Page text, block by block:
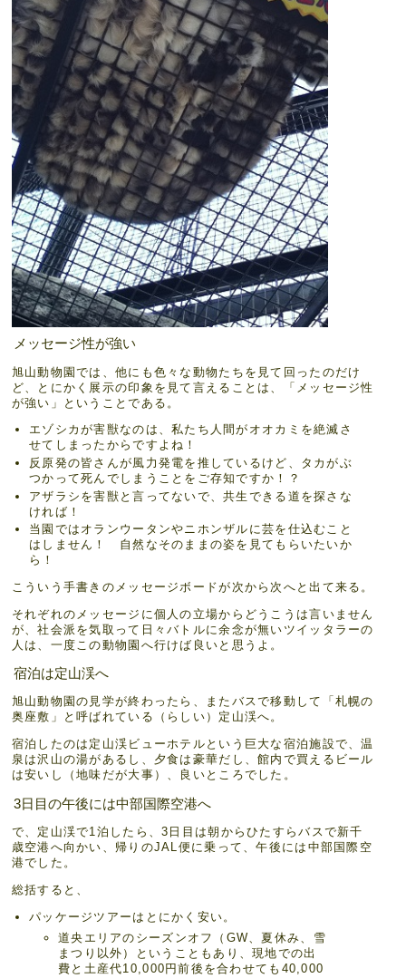
メッセージ性が強い
旭山動物園では、他にも色々な動物たちを見て回ったのだけ
ど、とにかく展示の印象を見て言えることは、「メッセージ性
が強い」ということである。
エゾシカが害獣なのは、私たち人間がオオカミを絶滅さ
せてしまったからですよね！
反原発の皆さんが風力発電を推しているけど、タカがぶ
つかって死んでしまうことをご存知ですか！？
アザラシを害獣と言ってないで、共生できる道を探さな
ければ！
当園ではオランウータンやニホンザルに芸を仕込むこと
はしません！ 自然なそのままの姿を見てもらいたいか
ら！
こういう手書きのメッセージボードが次から次へと出て来る。
それぞれのメッセージに個人の立場からどうこうは言いません
が、社会派を気取って日々バトルに余念が無いツイッタラーの
人は、一度この動物園へ行けば良いと思うよ。
宿泊は定山渓へ
旭山動物園の見学が終わったら、またバスで移動して「札幌の
奥座敷」と呼ばれている（らしい）定山渓へ。
宿泊したのは定山渓ビューホテルという巨大な宿泊施設で、温
泉は沢山の湯があるし、夕食は豪華だし、館内で買えるビール
は安いし（地味だが大事）、良いところでした。
3日目の午後には中部国際空港へ
で、定山渓で1泊したら、3日目は朝からひたすらバスで新千
歳空港へ向かい、帰りのJAL便に乗って、午後には中部国際空
港でした。
総括すると、
パッケージツアーはとにかく安い。
道央エリアのシーズンオフ（GW、夏休み、雪
まつり以外）ということもあり、現地での出
費と土産代10,000円前後を合わせても40,000